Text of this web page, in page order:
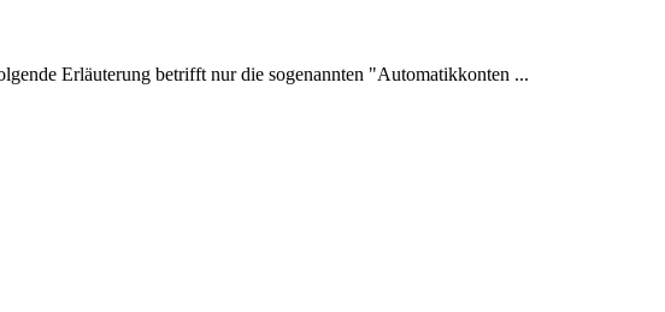
Erläuterung betrifft nur die sogenannten "Automatikkonten ...